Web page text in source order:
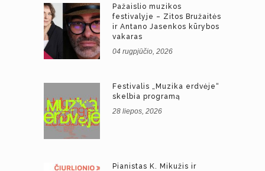
Pažaislio muzikos
festivalyje – Zitos Bružaitės
ir Antano Jasenkos kūrybos
vakaras
04 rugpjūčio, 2026
Festivalis „Muzika erdvėje“
skelbia programą
28 liepos, 2026
Pianistas K. Mikužis ir